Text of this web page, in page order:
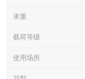
承重
载荷等级
使用场所